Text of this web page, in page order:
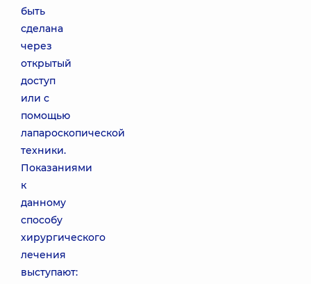
быть
сделана
через
открытый
доступ
или с
помощью
лапароскопической
техники.
Показаниями
к
данному
способу
хирургического
лечения
выступают: